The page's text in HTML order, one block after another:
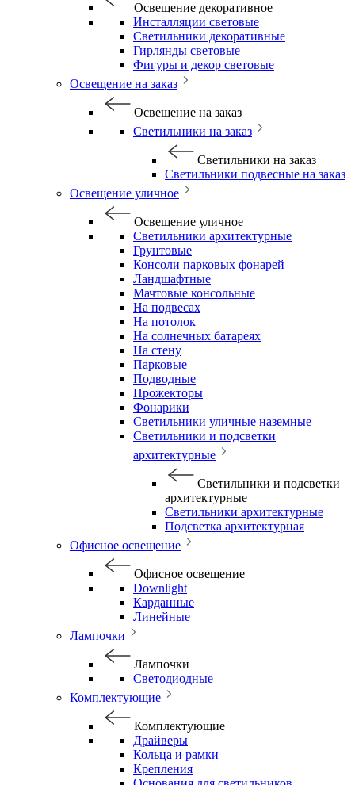
Освещение декоративное
Инсталляции световые
Светильники декоративные
Гирлянды световые
Фигуры и декор световые
Освещение на заказ
Освещение на заказ
Светильники на заказ
Светильники на заказ
Светильники подвесные на заказ
Освещение уличное
Освещение уличное
Светильники архитектурные
Грунтовые
Консоли парковых фонарей
Ландшафтные
Мачтовые консольные
На подвесах
На потолок
На солнечных батареях
На стену
Парковые
Подводные
Прожекторы
Фонарики
Светильники уличные наземные
Светильники и подсветки
архитектурные
Светильники и подсветки
архитектурные
Светильники архитектурные
Подсветка архитектурная
Офисное освещение
Офисное освещение
Downlight
Карданные
Линейные
Лампочки
Лампочки
Светодиодные
Комплектующие
Комплектующие
Драйверы
Кольца и рамки
Крепления